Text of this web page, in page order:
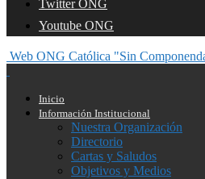
Twitter ONG
Youtube ONG
Web ONG Católica "Sin
Inicio
Información Institucional
Nuestra Organización
Directorio
Cartas y Saludos
Objetivos y Medios